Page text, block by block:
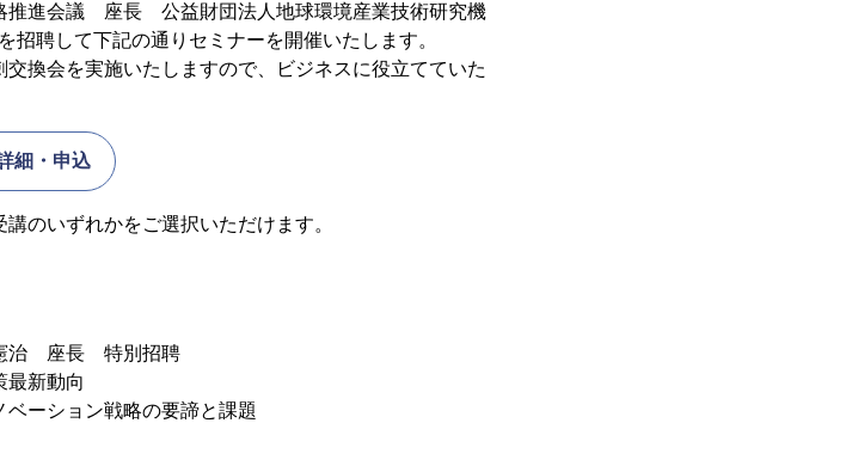
推進会議 座長 公益財団法人地球環境産業技術研究機
して下記の通りセミナーを開催いたします。
換会を実施いたしますので、ビジネスに役立てていた
細・申込
のいずれかをご選択いただけます。
治 座長 特別招聘
最新動向
ベーション戦略の要諦と課題